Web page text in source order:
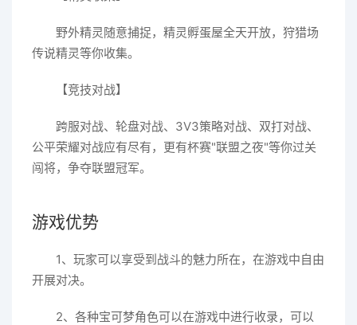
野外精灵随意捕捉，精灵孵蛋屋全天开放，狩猎场
传说精灵等你收集。
【竞技对战】
跨服对战、轮盘对战、3V3策略对战、双打对战、
公平荣耀对战应有尽有，更有杯赛"联盟之夜"等你过关
闯将，争夺联盟冠军。
游戏优势
1、玩家可以享受到战斗的魅力所在，在游戏中自由
开展对决。
2、各种宝可梦角色可以在游戏中进行收录，可以